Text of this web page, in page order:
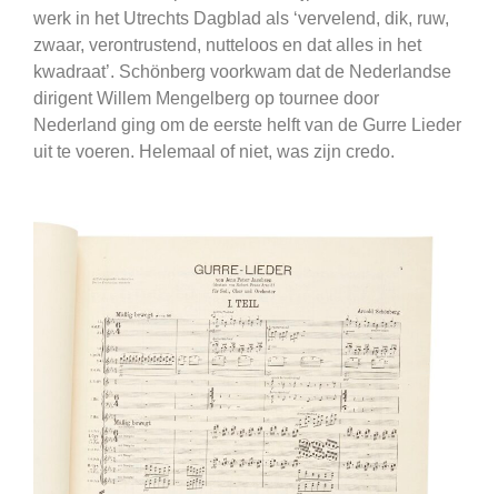
werk in het Utrechts Dagblad als ‘vervelend, dik, ruw,
zwaar, verontrustend, nutteloos en dat alles in het
kwadraat’. Schönberg voorkwam dat de Nederlandse
dirigent Willem Mengelberg op tournee door
Nederland ging om de eerste helft van de Gurre Lieder
uit te voeren. Helemaal of niet, was zijn credo.